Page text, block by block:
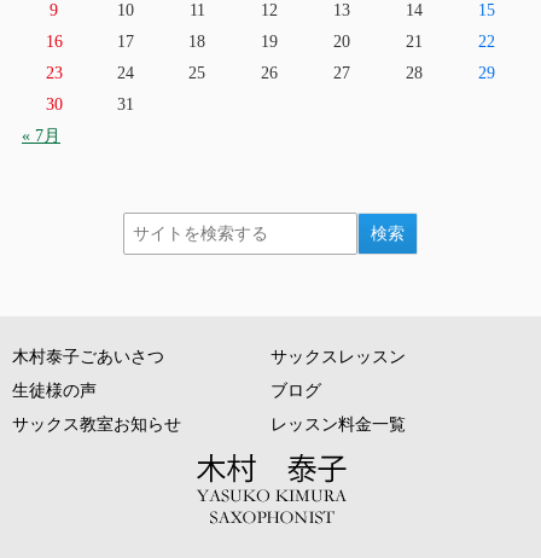
« 7月
9
10 11 12 13 14
15
16
17 18 19 20 21
22
23
24 25 26 27 28
29
30
31
木村泰子ごあいさつ
サックスレッスン
生徒様の声
ブログ
サックス教室お知らせ
レッスン料金一覧